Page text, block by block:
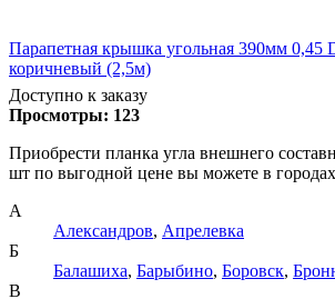
Парапетная крышка угольная 390мм 0,45
коричневый (2,5м)
Доступно к заказу
Просмотры: 123
Приобрести планка угла внешнего
шт по выгодной цене вы можете в
А
Александров, Апрелевка
Б
Балашиха, Барыбино, Боровск,
В